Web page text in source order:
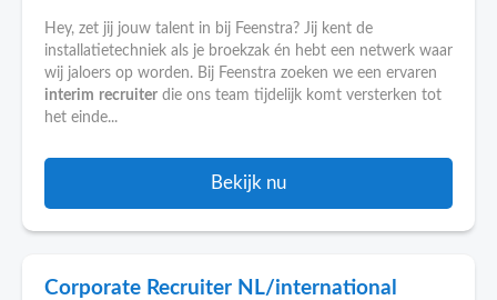
Hey, zet jij jouw talent in bij Feenstra? Jij kent de
installatietechniek als je broekzak én hebt een netwerk waar
wij jaloers op worden. Bij Feenstra zoeken we een ervaren
interim recruiter die ons team tijdelijk komt versterken tot
het einde...
Bekijk nu
Corporate Recruiter NL/international